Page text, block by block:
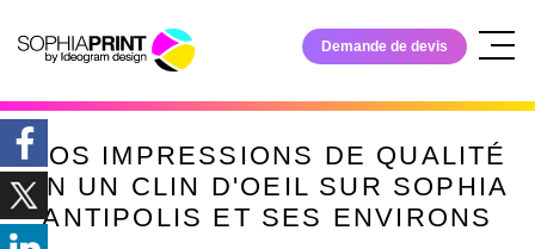
Demande de devis
EXPRIMEZ NOUS VOTRE BESOIN, NOUS REVENONS
VERS VOUS.
VOS COORDONNÉES
VOS IMPRESSIONS DE QUALITÉ
EN UN CLIN D'OEIL SUR SOPHIA
ANTIPOLIS ET SES ENVIRONS